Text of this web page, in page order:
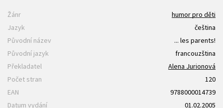
Žánr
humor pro děti
Jazyk
čeština
Původní název
... les parents!
Původní jazyk
francouzština
Překladatel
Alena Jurionová
Počet stran
120
EAN
9788000014739
Datum vydání
01.02.2005